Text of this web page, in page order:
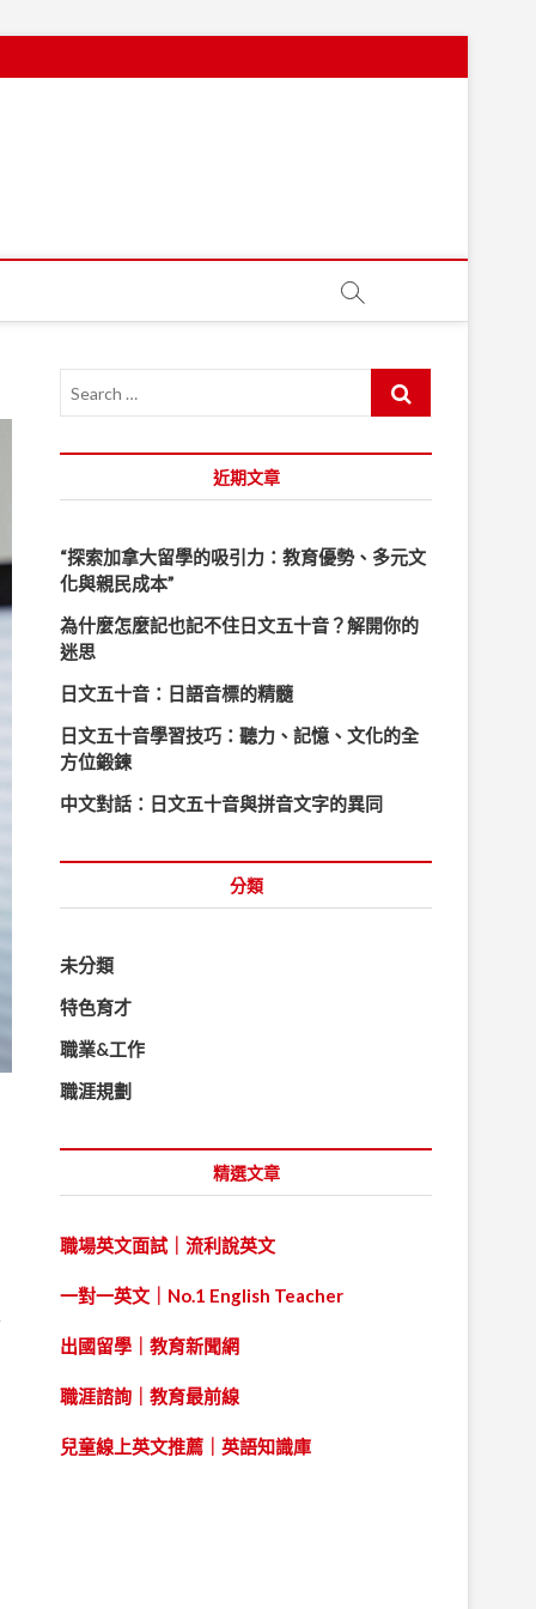
r
近期文章
“探索加拿大留學的吸引力：教育優勢、多元文
化與親民成本”
為什麼怎麼記也記不住日文五十音？解開你的
迷思
日文五十音：日語音標的精髓
日文五十音學習技巧：聽力、記憶、文化的全
方位鍛鍊
中文對話：日文五十音與拼音文字的異同
分類
未分類
特色育才
職業&工作
職涯規劃
精選文章
職場英文面試｜流利說英文
一對一英文｜No.1 English Teacher
出國留學｜教育新聞網
職涯諮詢｜教育最前線
兒童線上英文推薦｜英語知識庫